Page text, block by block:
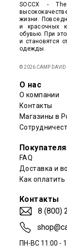
SOCCX -
жизни.
и красочных
обувью. При
и становятся
одежды.
© 2026 CAMP
О нас
О компании
Контакты
Магазины в
FAQ
Доставка и
Как оплатить
Контакты
8 (800)
ПН-ВС 11:00 -